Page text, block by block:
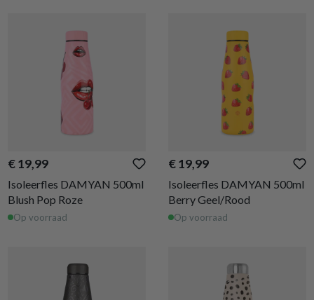
€ 19,99
Isoleerfles DAMYAN 500ml
Blush Pop Roze
Op voorraad
€ 19,99
Isoleerfles DAMYAN 500ml
Berry Geel/Rood
Op voorraad